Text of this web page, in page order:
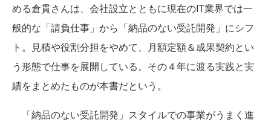
める倉貫さんは、会社設立とともに現在のIT業界では一
般的な「請負仕事」から「納品のない受託開発」にシフ
ト。見積や役割分担をやめて、月額定額＆成果契約とい
う形態で仕事を展開している。その４年に渡る実践と実
績をまとめたものが本書だという。
「納品のない受託開発」スタイルでの事業がうまく進